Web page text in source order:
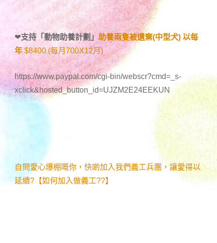
❤支持「動物助養計劃 」助養兩隻被遺棄(中型犬) 以每
年 $8400 (每月700X12月)
https://www.paypal.com/cgi-bin/webscr?cmd=_s-
xclick&hosted_button_id=UJZM2E24EEKUN
自問愛心爆棚嘅你，快啲加入我們義工兵團，讓愛得以
延續?【如何加入做義工??】